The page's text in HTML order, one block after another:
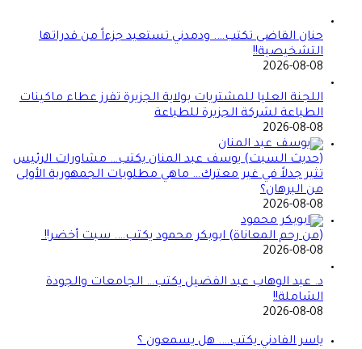
حنان القاضى تكتب…. ودمدني تستعيد جزءاً من قدراتها
التشخيصية!!
2026-08-08
اللجنة العليا للمشتريات بولاية الجزيرة تفرز عطاء ماكينات
الطباعة لشركة الجزيرة للطباعة
2026-08-08
(حديث السبت) يوسف عبد المنان يكتب… مشاورات الرئيس
تثير جدلاً في غير معترك… ماهي مطلوبات الجمهورية الأولى
من البرهان؟
2026-08-08
(من رحم المعاناة) ابوبكر محمود يكتب…. سبت أخضر!!
2026-08-08
د. عبد الوهاب عبد الفضيل يكتب… الجامعات والجودة
الشاملة!!
2026-08-08
ياسر الفادني يكتب…. هل يسمعون ؟